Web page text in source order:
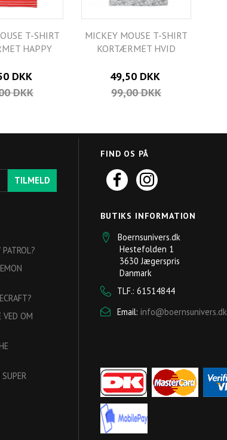
T-SHIRT
HAPPY
DKK
DKK
MICKEY MOUSE T-SHIRT
KORTÆRMET HVID
49,50 DKK
99,00 DKK
TILMELD
VED OM
FIND OS PÅ
BUTIKS INFORMATION
Boernsunivers.dk
Hestefolden 1
3630 Jægerspris
Danmark
TLF.: 61514844
Email: info@boernsunivers.dk